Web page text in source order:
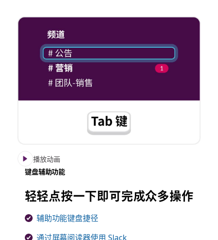
播放动画
键盘辅助功能
轻轻点按一下即可完成众多操作
辅助功能键盘捷径
通过屏幕阅读器使用 Slack